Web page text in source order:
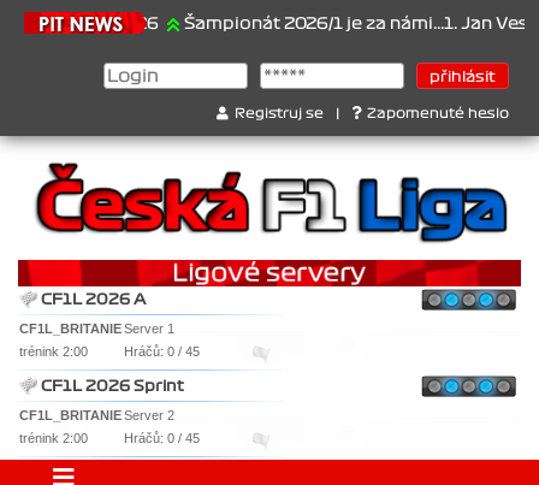
Šampionát 2026/1 je za námi...1. Jan Veselý , 2.
Registruj se Zapomenuté heslo
CF1L 2026 A
CF1L_BRITANIEServer 1
trénink 2:00
Hráčů: 0 / 45
CF1L 2026 Sprint
CF1L_BRITANIEServer 2
trénink 2:00
Hráčů: 0 / 45